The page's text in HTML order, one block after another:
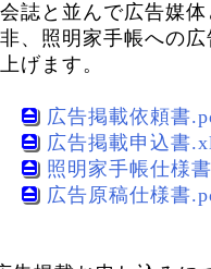
誌と並んで広告媒
、照明家手帳への
げます。
広告掲載依頼書
広告掲載申込書
照明家手帳仕様
広告原稿仕様書